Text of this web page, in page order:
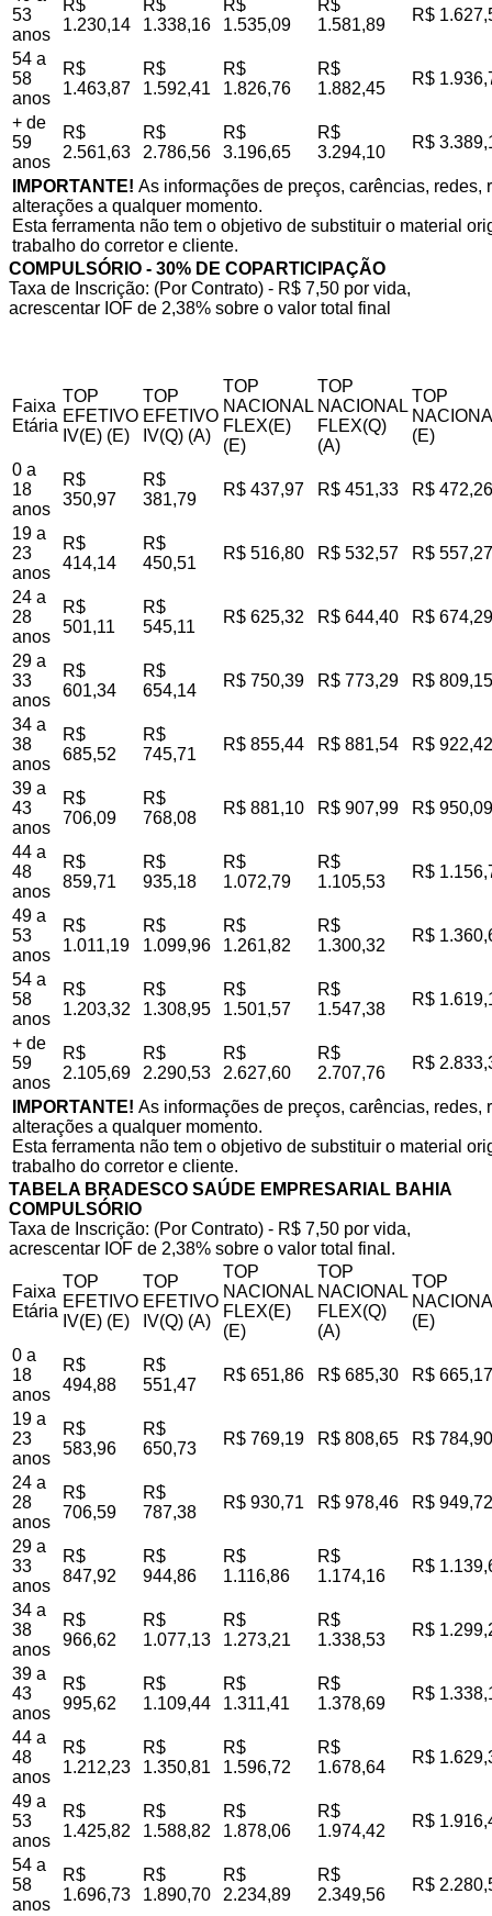
53
anos
R$
1.230,14
R$
1.338,16
R$
1.535,09
R$
1.581,89
R$
54 a
58
anos
R$
1.463,87
R$
1.592,41
R$
1.826,76
R$
1.882,45
R$
+ de
59
anos
R$
2.561,63
R$
2.786,56
R$
3.196,65
R$
3.294,10
R$
IMPORTANTE! As informações de preços, carências,
alterações a qualquer momento.
Esta ferramenta não tem o objetivo de substituir o material
trabalho do corretor e cliente.
COMPULSÓRIO - 30% DE COPARTICIPAÇÃO
Taxa de Inscrição: (Por Contrato) - R$ 7,50 por vida,
acrescentar IOF de 2,38% sobre o valor total final
Faixa
Etária
TOP
EFETIVO
IV(E) (E)
TOP
EFETIVO
IV(Q) (A)
TOP
NACIONAL
FLEX(E)
(E)
TOP
NACIONAL
FLEX(Q)
(A)
TOP
(E)
0 a
18
anos
R$
350,97
R$
381,79
R$ 437,97 R$ 451,33 R$ 472,26
19 a
23
anos
R$
414,14
R$
450,51
R$ 516,80 R$ 532,57 R$ 557,27
24 a
28
anos
R$
501,11
R$
545,11
R$ 625,32 R$ 644,40 R$ 674,29
29 a
33
anos
R$
601,34
R$
654,14
R$ 750,39 R$ 773,29 R$ 809,15
34 a
38
anos
R$
685,52
R$
745,71
R$ 855,44 R$ 881,54 R$ 922,42
39 a
43
anos
R$
706,09
R$
768,08
R$ 881,10 R$ 907,99 R$ 950,09
44 a
48
anos
R$
859,71
R$
935,18
R$
1.072,79
R$
1.105,53
R$
49 a
53
anos
R$
1.011,19
R$
1.099,96
R$
1.261,82
R$
1.300,32
R$
54 a
58
anos
R$
1.203,32
R$
1.308,95
R$
1.501,57
R$
1.547,38
R$
+ de
59
anos
R$
2.105,69
R$
2.290,53
R$
2.627,60
R$
2.707,76
R$
IMPORTANTE! As informações de preços, carências,
alterações a qualquer momento.
Esta ferramenta não tem o objetivo de substituir o material
trabalho do corretor e cliente.
TABELA BRADESCO SAÚDE EMPRESARIAL BAHIA
COMPULSÓRIO
Taxa de Inscrição: (Por Contrato) - R$ 7,50 por vida,
acrescentar IOF de 2,38% sobre o valor total final.
Faixa
Etária
TOP
EFETIVO
IV(E) (E)
TOP
EFETIVO
IV(Q) (A)
TOP
NACIONAL
FLEX(E)
(E)
TOP
NACIONAL
FLEX(Q)
(A)
TOP
(E)
0 a
18
anos
R$
494,88
R$
551,47
R$ 651,86 R$ 685,30 R$ 665,17
19 a
23
anos
R$
583,96
R$
650,73
R$ 769,19 R$ 808,65 R$ 784,90
24 a
28
anos
R$
706,59
R$
787,38
R$ 930,71 R$ 978,46 R$ 949,72
29 a
33
anos
R$
847,92
R$
944,86
R$
1.116,86
R$
1.174,16
R$
34 a
38
anos
R$
966,62
R$
1.077,13
R$
1.273,21
R$
1.338,53
R$
39 a
43
anos
R$
995,62
R$
1.109,44
R$
1.311,41
R$
1.378,69
R$
44 a
48
anos
R$
1.212,23
R$
1.350,81
R$
1.596,72
R$
1.678,64
R$
49 a
53
anos
R$
1.425,82
R$
1.588,82
R$
1.878,06
R$
1.974,42
R$
54 a
58
anos
R$
1.696,73
R$
1.890,70
R$
2.234,89
R$
2.349,56
R$